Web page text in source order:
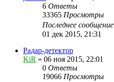
6 Ответы
33365 Просмотры
Последнее сообщение
01 дек 2015, 21:31
Радар-детектор
KiR » 06 ноя 2015, 22:01
0 Ответы
19066 Просмотры